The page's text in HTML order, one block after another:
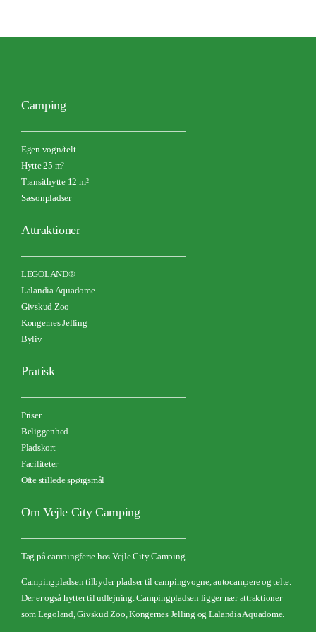
Camping
Egen vogn/telt
Hytte 25 m²
Transithytte 12 m²
Sæsonpladser
Attraktioner
LEGOLAND®
Lalandia Aquadome
Givskud Zoo
Kongernes Jelling
Byliv
Pratisk
Priser
Beliggenhed
Pladskort
Faciliteter
Ofte stillede spørgsmål
Om Vejle City Camping
Tag på campingferie hos Vejle City Camping.
Campingpladsen tilbyder pladser til campingvogne, autocampere og telte.
Der er også hytter til udlejning.Campingpladsen ligger nær attraktioner
som Legoland, Givskud Zoo, Kongernes Jelling og Lalandia Aquadome.